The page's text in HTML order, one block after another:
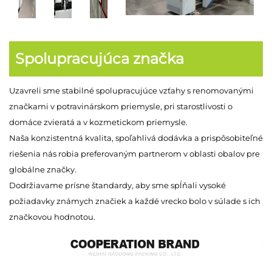
Spolupracujúca značka
Uzavreli sme stabilné spolupracujúce vzťahy s renomovanými
značkami v potravinárskom priemysle, pri starostlivosti o
domáce zvieratá a v kozmetickom priemysle.
Naša konzistentná kvalita, spoľahlivá dodávka a prispôsobiteľné
riešenia nás robia preferovaným partnerom v oblasti obalov pre
globálne značky.
Dodržiavame prísne štandardy, aby sme spĺňali vysoké
požiadavky známych značiek a každé vrecko bolo v súlade s ich
značkovou hodnotou.